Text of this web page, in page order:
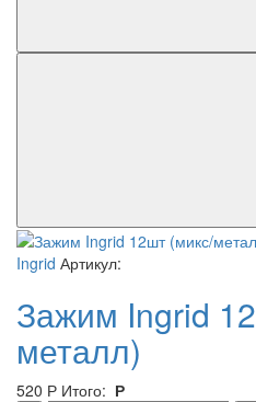
Ingrid Артикул:
Зажим Ingrid
металл)
520 Р Итого: Р